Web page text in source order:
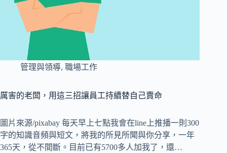
管理與領導, 職場工作
厲害的老闆，用這三招讓員工持續替自己賣命
圖片來源/pixabay 每天早上七點我會在line上推播一則300
字的知識音頻與短文，將我的所見所聞與你分享，一年
365天，從不間斷。目前已有5700多人加我了，還…